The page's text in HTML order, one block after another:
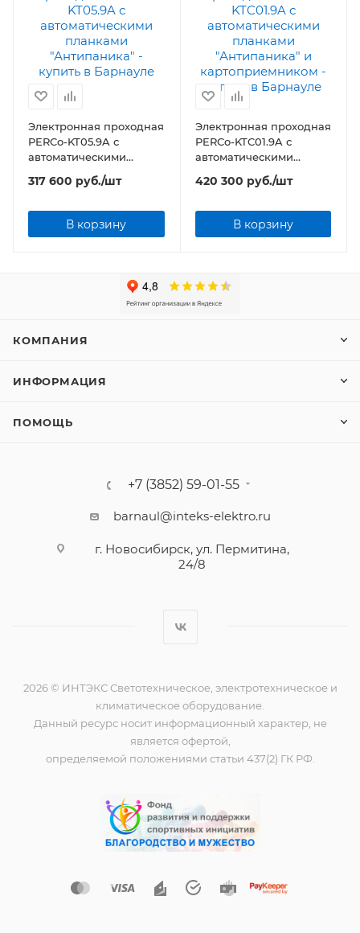
Электронная проходная
PERCo-KT05.9A с
автоматическими
планками "Антипаника"
317 600 руб./шт
В корзину
Электронная проходная
PERCo-KTC01.9A с
автоматическими
планками "Антипаника"
и картоприемником
420 300 руб./шт
В корзину
КОМПАНИЯ
ИНФОРМАЦИЯ
ПОМОЩЬ
+7 (3852) 59-01-55
barnaul@inteks-elektro.ru
г. Новосибирск, ул. Пермитина,
24/8
2026 © ИНТЭКС Светотехническое, электротехническое и
климатическое оборудование.
Данный ресурс носит информационный характер, не
является офертой,
определяемой положениями статьи 437(2) ГК РФ.